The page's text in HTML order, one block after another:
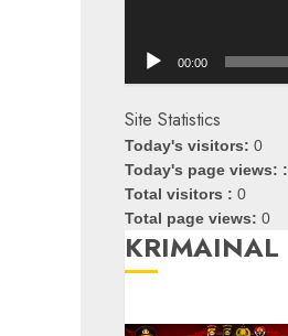
00:00
Site Statistics
Today's visitors: 0
Today's page views: :
Total visitors : 0
Total page views: 0
KRIMAINAL